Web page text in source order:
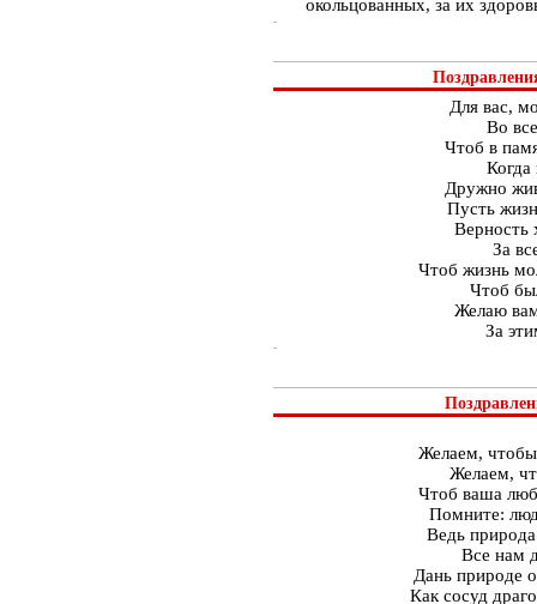
окольцованных, за их
Для вас,
Во
Чтоб в
Когда
Дружно
Пусть
Верность
За
Чтоб жизнь
Чтоб
Желаю
За
Желаем,
Желаем,
Чтоб ваша
Помните:
Ведь
Все нам
Дань природе
Как сосуд